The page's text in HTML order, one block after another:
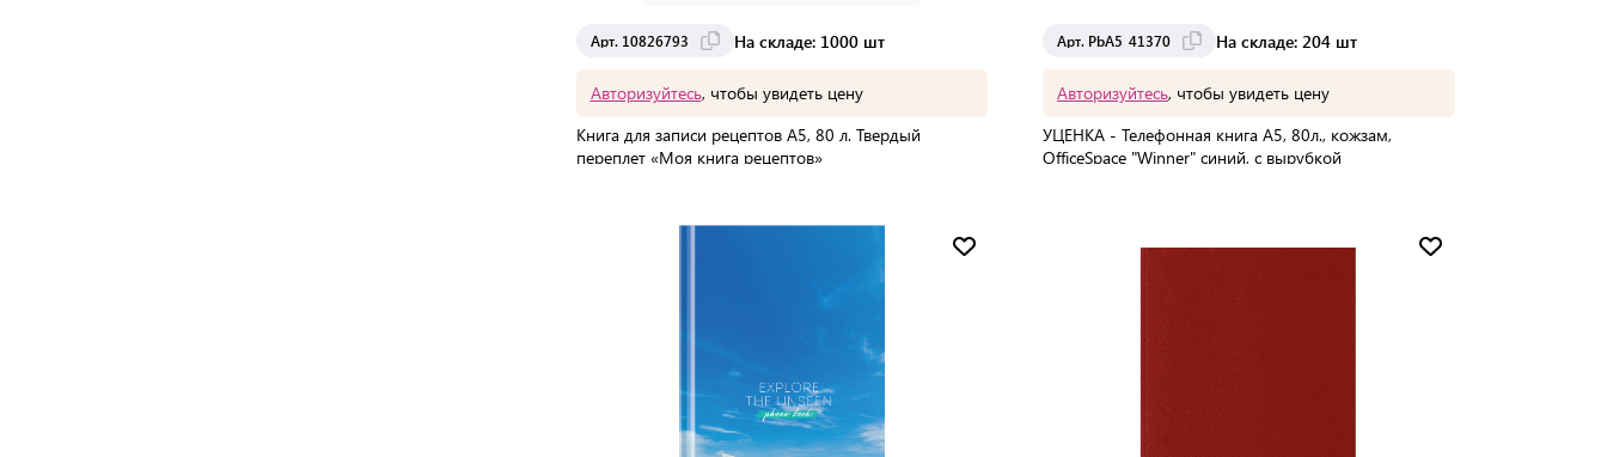
Арт. 10826793 На складе: 1000 шт
Авторизуйтесь, чтобы увидеть цену
Книга для записи рецептов А5, 80 л. Твердый
переплет «Моя книга рецептов»
Арт. PbA5_41370 На складе: 204 шт
Авторизуйтесь, чтобы увидеть цену
УЦЕНКА - Телефонная книга А5, 80л., кожзам,
OfficeSpace "Winner" синий, с вырубкой
Доставка от 2 до 3 дней